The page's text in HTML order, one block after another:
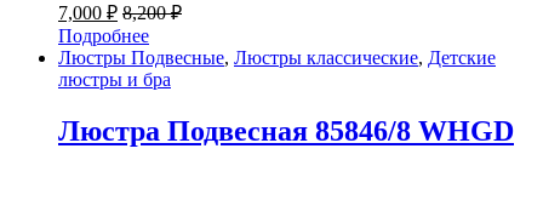
7,000 ₽ 8,200₽
Подробнее
Люстры Подвесные, Люстры классические, Детские
люстры и бра
Люстра Подвесная 85846/8 WHGD